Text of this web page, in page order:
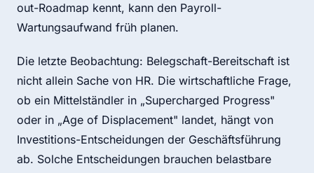
out-Roadmap kennt, kann den Payroll-
Wartungsaufwand früh planen.
Die letzte Beobachtung: Belegschaft-Bereitschaft ist
nicht allein Sache von HR. Die wirtschaftliche Frage,
ob ein Mittelständler in „Supercharged Progress"
oder in „Age of Displacement" landet, hängt von
Investitions-Entscheidungen der Geschäftsführung
ab. Solche Entscheidungen brauchen belastbare